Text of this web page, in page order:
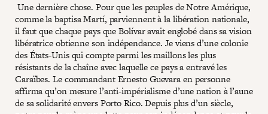
Une dernière chose. Pour que les peuples de Notre Amérique,
comme la baptisa Martí, parviennent à la libération nationale,
il faut que chaque pays que Bolívar avait englobé dans sa vision
libératrice obtienne son indépendance. Je viens d’une colonie
des États-Unis qui compte parmi les maillons les plus
résistants de la chaîne avec laquelle ce pays a entravé les
Caraïbes. Le commandant Ernesto Guevara en personne
affirma qu’on mesure l’anti-impérialisme d’une nation à l’aune
de sa solidarité envers Porto Rico. Depuis plus d’un siècle,